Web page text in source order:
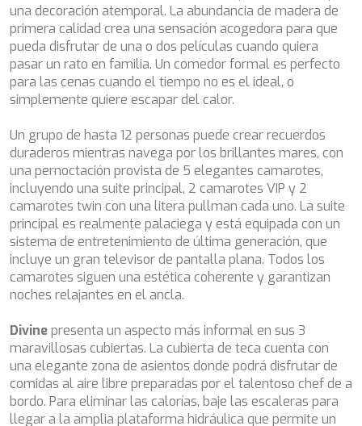
una decoración atemporal. La abundancia de madera de
primera calidad crea una sensación acogedora para que
pueda disfrutar de una o dos películas cuando quiera
pasar un rato en familia. Un comedor formal es perfecto
para las cenas cuando el tiempo no es el ideal, o
simplemente quiere escapar del calor.
Un grupo de hasta 12 personas puede crear recuerdos
duraderos mientras navega por los brillantes mares, con
una pernoctación provista de 5 elegantes camarotes,
incluyendo una suite principal, 2 camarotes VIP y 2
camarotes twin con una litera pullman cada uno. La suite
principal es realmente palaciega y está equipada con un
sistema de entretenimiento de última generación, que
incluye un gran televisor de pantalla plana. Todos los
camarotes siguen una estética coherente y garantizan
noches relajantes en el ancla.
Divinepresenta un aspecto más informal en sus 3
maravillosas cubiertas. La cubierta de teca cuenta con
una elegante zona de asientos donde podrá disfrutar de
comidas al aire libre preparadas por el talentoso chef de a
bordo. Para eliminar las calorías, baje las escaleras para
llegar a la amplia plataforma hidráulica que permite un
BLACK LION
BLACK PEARL
BLACK PEARL II
BLEU DE NIMES
BLUE HEAVEN
BLUE TIME
CALA DI LUNA
CALADAN
CALMA
CALYPSO I
CANER IV
CAPRI I
CARMEN
CAROM
CARPE DIEM
CATCH ME
CHAKRA
CHAMPAGNE HIPPY
CHARADE
CHRISTINA O
CLASE AZUL
CLOUD ATLAS
CLOUD IX
Permiten realizar el seguimiento y análisis del
comportamiento de los usuarios de este sitio web. La
información recogida mediante este tipo de cookies se
utiliza en la medición de la actividad de la web para la
elaboración de perfiles de navegación de los usuarios con
el fin de introducir mejoras en función del análisis de los
datos de uso que hacen los usuarios del servicio. Permiten
mejorar la calidad de nuestros servicios y para ofrecer una
mejor experiencia a través de productos recomendados.
Marketing y publicidad
Estas cookies son utilizadas para almacenar información
sobre las preferencias y elecciones personales del usuario
a través de la observación continuada de sus hábitos de
navegación. Gracias a ellas, podemos conocer los hábitos
de navegación en el sitio web y mostrar publicidad
relacionada con el perfil de navegación del usuario.